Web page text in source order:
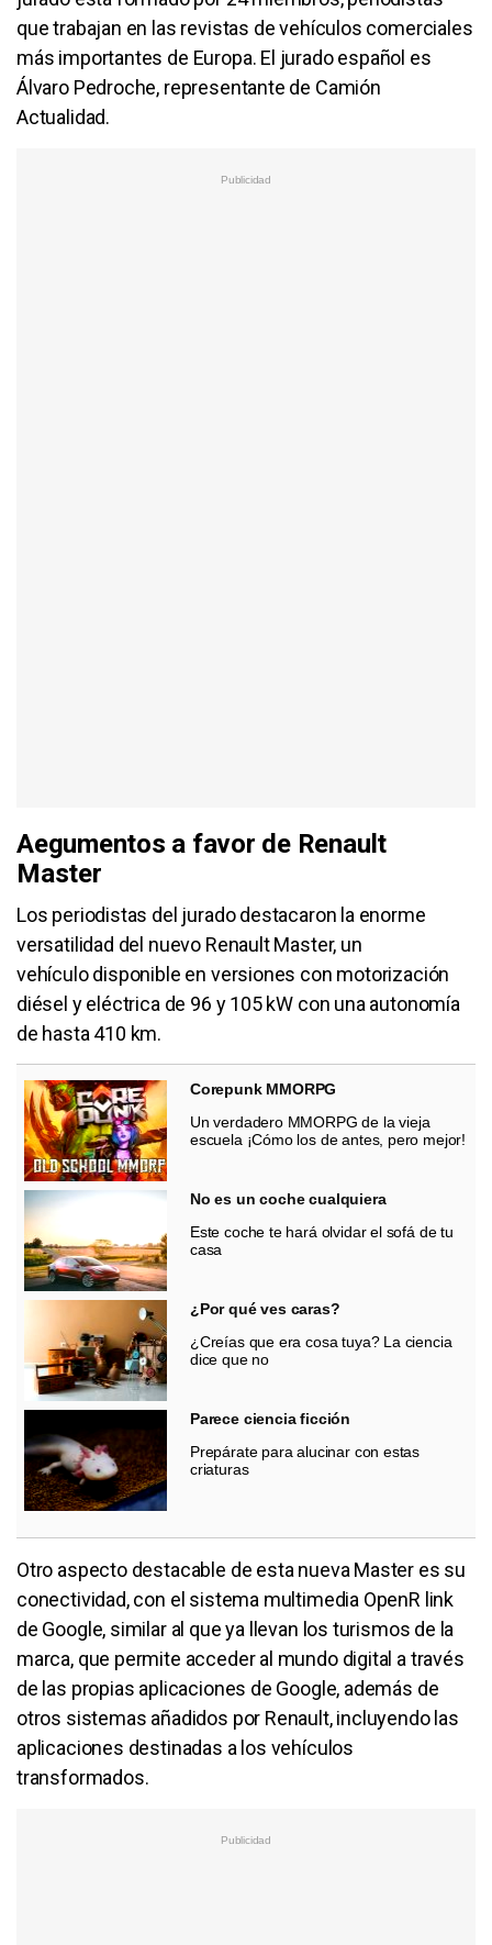
que trabajan en las revistas de vehículos comerciales
más importantes de Europa. El jurado español es
Álvaro Pedroche, representante de Camión
Actualidad.
Aegumentos a favor de Renault
Master
Los periodistas del jurado destacaron la enorme
versatilidad del nuevo Renault Master, un
vehículo disponible en versiones con motorización
diésel y eléctrica de 96 y 105 kW con una autonomía
de hasta 410 km.
Corepunk MMORPG
Un verdadero MMORPG de la vieja
escuela ¡Cómo los de antes, pero mejor!
No es un coche cualquiera
Este coche te hará olvidar el sofá de tu
casa
¿Por qué ves caras?
¿Creías que era cosa tuya? La ciencia
dice que no
Parece ciencia ficción
Prepárate para alucinar con estas
criaturas
Otro aspecto destacable de esta nueva Master es su
conectividad, con el sistema multimedia OpenR link
de Google, similar al que ya llevan los turismos de la
marca, que permite acceder al mundo digital a través
de las propias aplicaciones de Google, además de
otros sistemas añadidos por Renault, incluyendo las
aplicaciones destinadas a los vehículos
transformados.